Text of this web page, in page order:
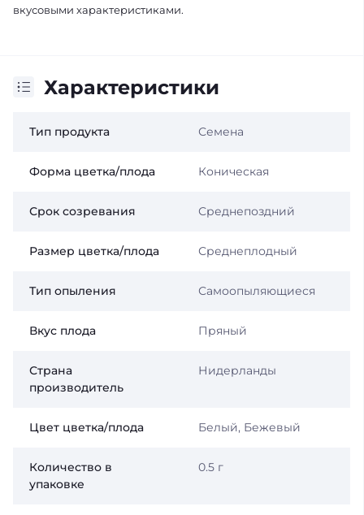
вкусовыми характеристиками.
Характеристики
Тип продукта Семена
Форма цветка/плода Коническая
Срок созревания Среднепоздний
Размер цветка/плода Среднеплодный
Тип опыления Самоопыляющиеся
Вкус плода Пряный
Страна
производитель
Нидерланды
Цвет цветка/плода Белый, Бежевый
Количество в
упаковке
0.5 г